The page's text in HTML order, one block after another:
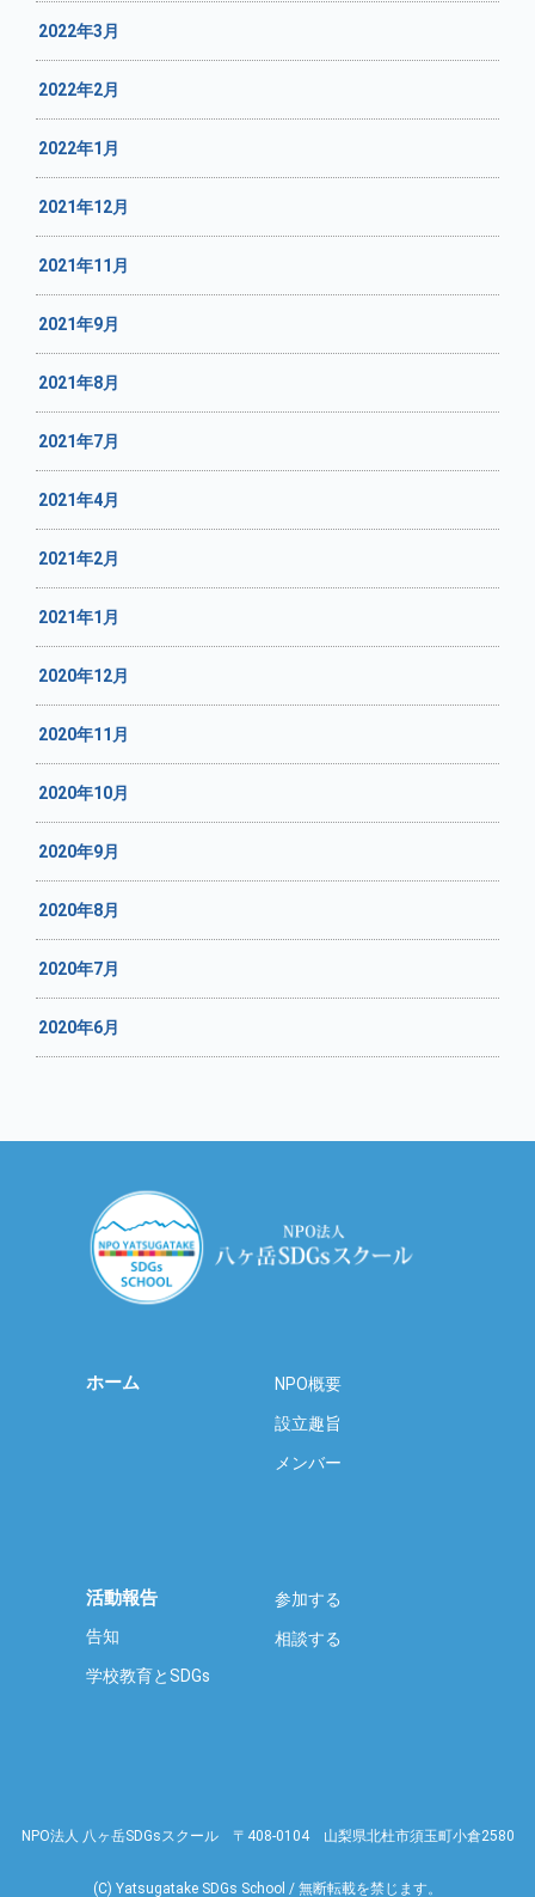
2022年3月
2022年2月
2022年1月
2021年12月
2021年11月
2021年9月
2021年8月
2021年7月
2021年4月
2021年2月
2021年1月
2020年12月
2020年11月
2020年10月
2020年9月
2020年8月
2020年7月
2020年6月
ホーム NPO概要
設立趣旨
メンバー
活動報告
告知
学校教育とSDGs
参加する
相談する
NPO法人 八ヶ岳SDGsスクール 〒408-0104 山梨県北杜市須玉町小倉2580
(C) Yatsugatake SDGs School / 無断転載を禁じます。